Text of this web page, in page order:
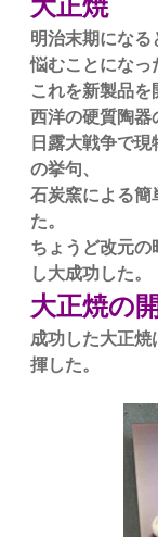
明治末期にな
悩むことになっ
これを新製品
西洋の硬質陶器
日露大戦争で
の挙句、
石炭窯による簡
た。
ちょうど改元
し大成功した。
大正焼の
成功した大正
揮した。